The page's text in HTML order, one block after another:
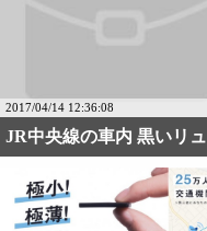
2017/04/14 12:36:08